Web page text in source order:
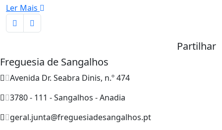
Ler Mais
Partilhar
Freguesia de Sangalhos
Avenida Dr. Seabra Dinis, n.º 474
3780 - 111 - Sangalhos - Anadia
geral.junta@freguesiadesangalhos.pt